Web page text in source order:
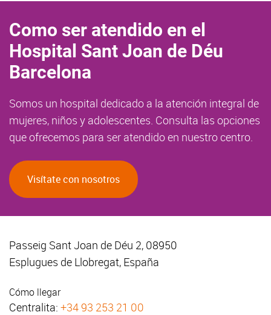
Como ser atendido en el
Hospital Sant Joan de Déu
Barcelona
Somos un hospital dedicado a la atención integral de
mujeres, niños y adolescentes. Consulta las opciones
que ofrecemos para ser atendido en nuestro centro.
Visítate con nosotros
Passeig Sant Joan de Déu 2, 08950
Esplugues de Llobregat, España
Cómo llegar
Centralita: +34 93 253 21 00